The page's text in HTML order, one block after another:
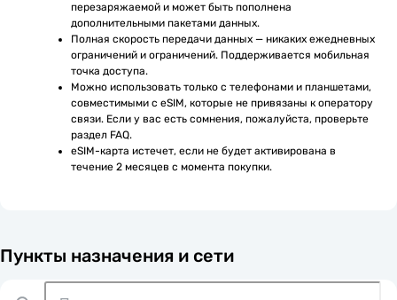
перезаряжаемой и может быть пополнена
дополнительными пакетами данных.
Полная скорость передачи данных — никаких ежедневных
ограничений и ограничений. Поддерживается мобильная
точка доступа.
Можно использовать только с телефонами и планшетами,
совместимыми с eSIM, которые не привязаны к оператору
связи. Если у вас есть сомнения, пожалуйста, проверьте
раздел FAQ.
eSIM-карта истечет, если не будет активирована в
течение 2 месяцев с момента покупки.
Пункты назначения и сети